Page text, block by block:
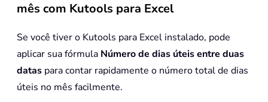
mês com Kutools para Excel
Se você tiver o Kutools para Excel instalado, pode
aplicar sua fórmula Número de dias úteis entre duas
datas para contar rapidamente o número total de dias
úteis no mês facilmente.